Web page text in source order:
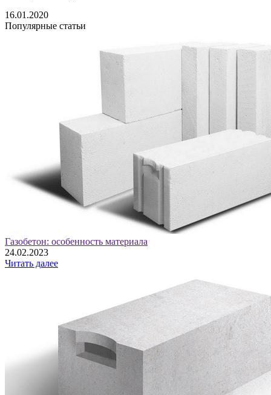
16.01.2020
Популярные статьи
Газобетон: особенность материала
24.02.2023
Читать далее